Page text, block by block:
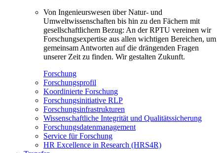
Von Ingenieurswesen über Natur- und
Umweltwissenschaften bis hin zu den Fächern mit
gesellschaftlichem Bezug: An der RPTU vereinen wir
Forschungsexpertise aus allen wichtigen Bereichen, um
gemeinsam Antworten auf die drängenden Fragen
unserer Zeit zu finden. Wir gestalten Zukunft.
Forschung
Forschungsprofil
Koordinierte Forschung
Forschungsinitiative RLP
Forschungsinfrastrukturen
Wissenschaftliche Integrität und Qualitätssicherung
Forschungsdatenmanagement
Service für Forschung
HR Excellence in Research (HRS4R)